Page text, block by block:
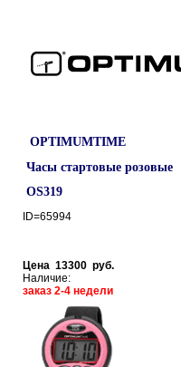
OPTIMUMTIME
Часы стартовые розовые
OS319
ID=65994
Цена 13300 руб.
Наличие:
заказ 2-4 недели